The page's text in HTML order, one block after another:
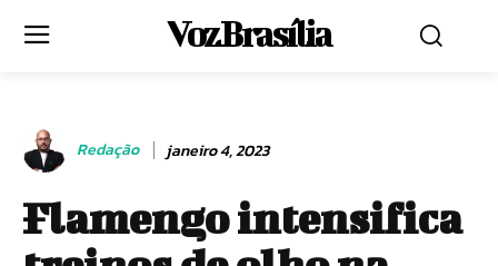
Voz Brasília
Redação janeiro 4, 2023
Flamengo intensifica